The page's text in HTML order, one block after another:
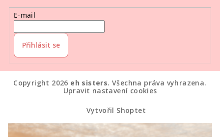
E-mail
Přihlásit se
Copyright 2026 eh sisters. Všechna práva vyhrazena.
Upravit nastavení cookies
Vytvořil Shoptet